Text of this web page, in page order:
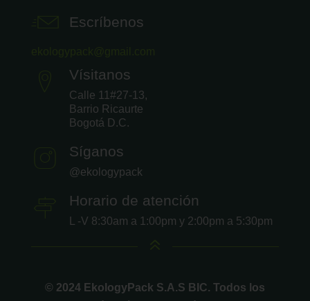
Escríbenos
Vísitanos
Calle 11#27-13,
Barrio Ricaurte
Bogotá D.C.
Síganos
@ekologypack
Horario de atención
L -V 8:30am a 1:00pm y 2:00pm a 5:30pm
© 2024 EkologyPack S.A.S BIC. Todos los